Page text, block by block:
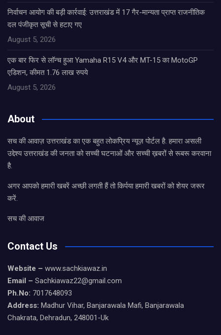
निर्वाचन आयोग की बड़ी कार्रवाई: उत्तराखंड में 17 गैर-मान्यता प्राप्त राजनीतिक
दल पंजीकृत सूची से हटाए गए
August 5, 2026
एक बार फिर से लॉन्च हुआ Yamaha R15 V4 और MT-15 का MotoGP
एडिशन, कीमत 1.76 लाख रुपये
August 5, 2026
About
सच की आवाज़ उत्तराखंड का एक बहुत लोकप्रिय न्यूज़ पोर्टल है. हमारा असली
उद्देश्य उत्तराखंड की जनता को सच्ची घटनाओं और सच्ची ख़बरों से रूबरू करवाना
है.
अगर आपको हमारी खबरें अच्छी लगती हैं तो किर्पया हमारी खबरों को शेयर जरूर
करें.
सच की आवाज
Contact Us
Website – www.sachkiawaz.in
Email – Sachkiawaz22@gmail.com
Ph.No: 7017648093
Address: Madhur Vihar, Banjarawala Mafi, Banjarawala
Chakrata, Dehradun, 248001-Uk